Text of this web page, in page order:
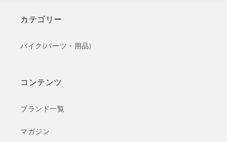
カテゴリー
バイク(パーツ・用品)
コンテンツ
ブランド一覧
マガジン